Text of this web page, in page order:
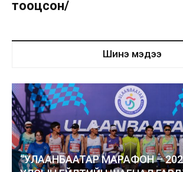
тооцсон/
Шинэ мэдээ
“УЛААНБААТАР МАРАФОН –